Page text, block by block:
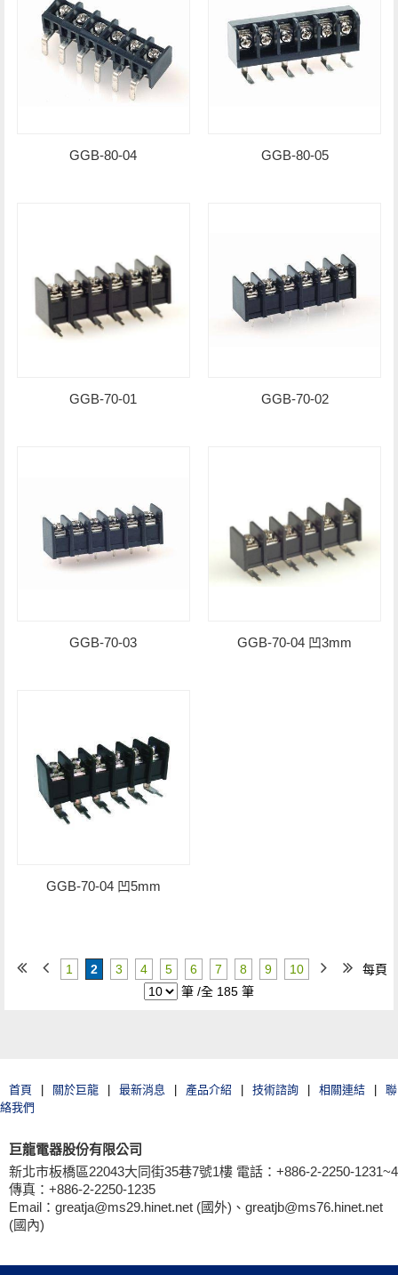
GGB-80-04 GGB-80-05
GGB-70-01 GGB-70-02
GGB-70-03 GGB-70-04 凹3mm
GGB-70-04 凹5mm
1 2 3 4 5 6 7 8 9 10
每頁
筆 /全 185 筆
首頁 | 關於巨龍 | 最新消息 | 產品介紹 | 技術諮詢 | 相關連結 |
聯
絡我們
巨龍電器股份有限公司
新北市板橋區22043大同街35巷7號1樓 電話：+886-2-2250-1231~4
傳真：+886-2-2250-1235
Email：greatja@ms29.hinet.net (國外)、greatjb@ms76.hinet.net
(國內)